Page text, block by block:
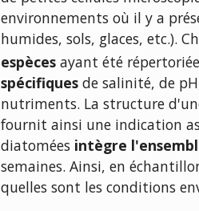
environnements où il y a
humides, sols, glaces, etc.).
espèces ayant été
spécifiques de salinité, de
nutriments. La structure
fournit ainsi une indication
diatomées intègre
semaines. Ainsi, en
quelles sont les conditions